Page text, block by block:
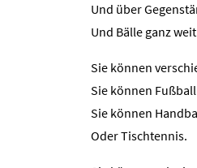
Und über
Und Bälle ganz
Sie können
Sie können
Sie können
Oder Tischtennis.